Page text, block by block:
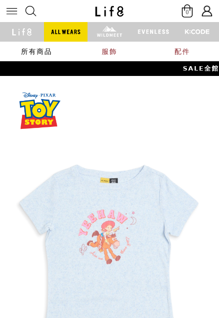
0
所有商品 服飾 配件
𝗦𝗔𝗟𝗘全館